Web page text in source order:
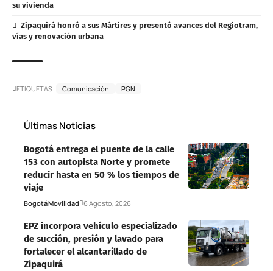
su vivienda
Zipaquirá honró a sus Mártires y presentó avances del Regiotram,
vías y renovación urbana
ETIQUETAS: Comunicación PGN
Últimas Noticias
Bogotá entrega el puente de la calle
153 con autopista Norte y promete
reducir hasta en 50 % los tiempos de
viaje
BogotáMovilidad 6 Agosto, 2026
EPZ incorpora vehículo especializado
de succión, presión y lavado para
fortalecer el alcantarillado de
Zipaquirá